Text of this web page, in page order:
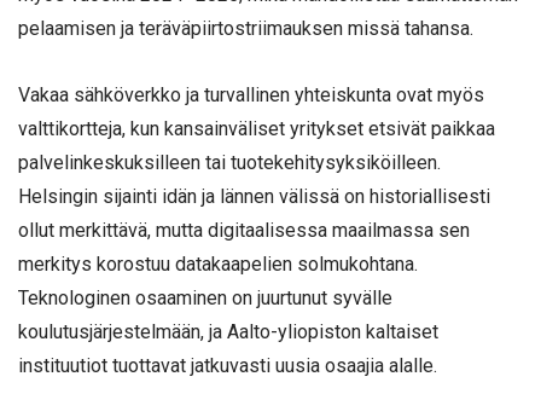
pelaamisen ja teräväpiirtostriimauksen missä tahansa.
Vakaa sähköverkko ja turvallinen yhteiskunta ovat myös
valttikortteja, kun kansainväliset yritykset etsivät paikkaa
palvelinkeskuksilleen tai tuotekehitysyksiköilleen.
Helsingin sijainti idän ja lännen välissä on historiallisesti
ollut merkittävä, mutta digitaalisessa maailmassa sen
merkitys korostuu datakaapelien solmukohtana.
Teknologinen osaaminen on juurtunut syvälle
koulutusjärjestelmään, ja Aalto-yliopiston kaltaiset
instituutiot tuottavat jatkuvasti uusia osaajia alalle.